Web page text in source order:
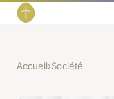
Accueil›Société